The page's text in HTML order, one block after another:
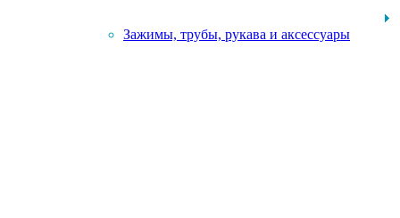
Зажимы, трубы, рукава и аксессуары